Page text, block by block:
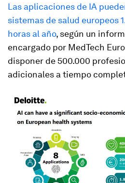
Las aplicaciones de IA
sistemas de salud europeos
horas al año, según un
encargado por MedTech
disponer de 500.000
adicionales a tiempo